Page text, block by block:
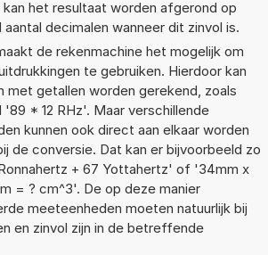
kan het resultaat worden afgerond op
aantal decimalen wanneer dit zinvol is.
de rekenmachine het mogelijk om
te gebruiken. Hierdoor kan
met getallen worden gerekend, zoals
'89 * 12 RHz'. Maar verschillende
kunnen ook direct aan elkaar worden
de conversie. Dat kan er bijvoorbeeld zo
+ 67 Yottahertz' of '34mm x
= ? cm^3'. De op deze manier
meeteenheden moeten natuurlijk bij
en zinvol zijn in de betreffende